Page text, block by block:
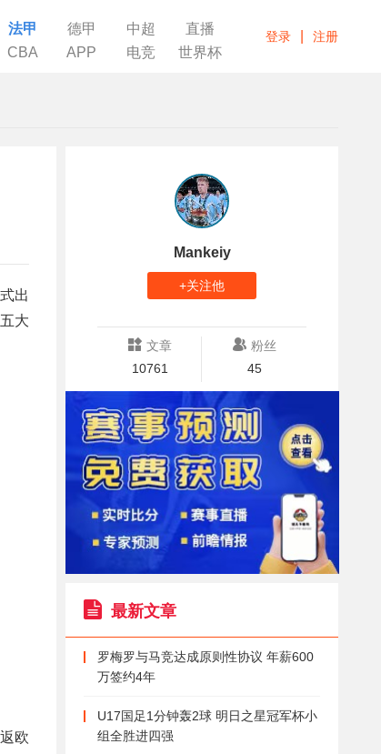
法甲 德甲 中超
直播
CBA APP 电竞 世界杯
登录 注册
出
大
欧
Mankeiy
+关注他
文章
10761
粉丝
45
最新文章
罗梅罗与马竞达成原则性协议 年薪600
万签约4年
U17国足1分钟轰2球 明日之星冠军杯小
组全胜进四强